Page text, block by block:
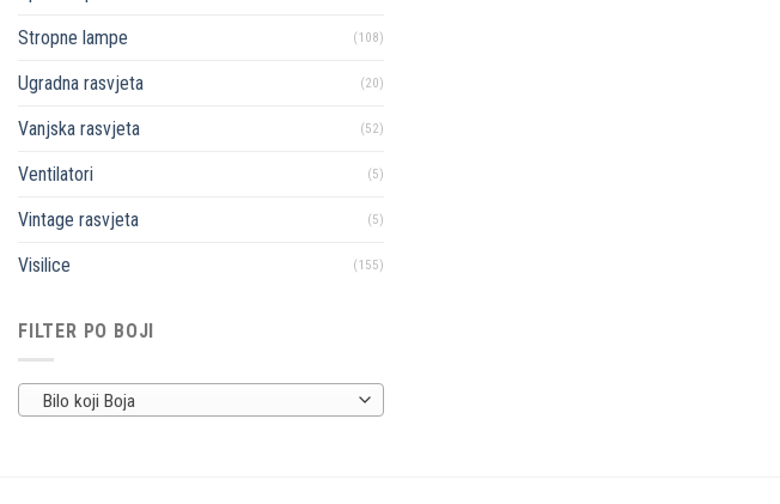
Stropne lampe (108)
Ugradna rasvjeta (20)
Vanjska rasvjeta (52)
Ventilatori (5)
Vintage rasvjeta (5)
Visilice (155)
FILTER PO BOJI
Bilo koji Boja